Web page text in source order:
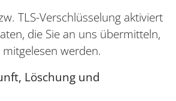
TLS-Verschlüsselung aktiviert
die Sie an uns übermitteln,
werden.
Löschung und